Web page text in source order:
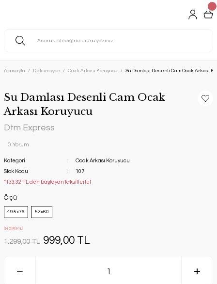
Anasayfa Dekorasyon Ocak Arkası Koruyucu Su Damlası Desenli Cam Ocak Arkası
Su Damlası Desenli Cam Ocak
Arkası Koruyucu
Dtm Express
0 Yorum
Kategori
Ocak Arkası Koruyucu
Stok Kodu
107
*133,32 TL den başlayan taksitlerle!
Ölçü
49.5x76 52x60
İNDİRİMLİ
1.299,00 TL 999,00 TL